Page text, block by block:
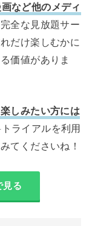
など他のメディ
全な見放題サー
だけ楽しむかに
価値がありま
しみたい方には
ライアルを利用
てくださいね！
見る